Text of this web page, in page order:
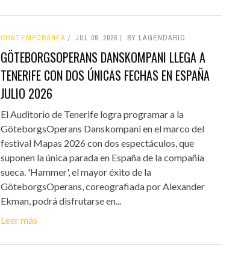
CONTEMPORÁNEA JUL 09, 2026 BY LAGENDARIO
GÖTEBORGSOPERANS DANSKOMPANI LLEGA A
TENERIFE CON DOS ÚNICAS FECHAS EN ESPAÑA
JULIO 2026
El Auditorio de Tenerife logra programar a la
GöteborgsOperans Danskompani en el marco del
festival Mapas 2026 con dos espectáculos, que
suponen la única parada en España de la compañía
sueca. 'Hammer', el mayor éxito de la
GöteborgsOperans, coreografiada por Alexander
Ekman, podrá disfrutarse en...
Leer más